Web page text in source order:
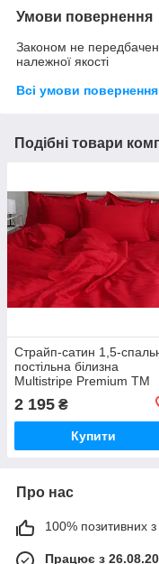
Умови повернення
Законом не
належної якості
Всі умови повернення
Подібні товари
Страйп-сатин 1,5-
постільна білизна
Multistripe Premium ТМ
2 195 ₴
Купити
Про нас
100% позитивних з
Працює з